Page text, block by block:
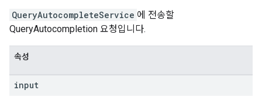
QueryAutocompleteService 에 전송할
QueryAutocompletion 요청입니다.
속성
input